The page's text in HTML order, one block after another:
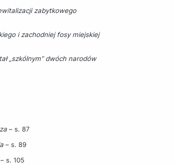
zabytkowego
i zachodniej fosy miejskiej
„szkólnym” dwóch narodów
– s. 87
– s. 89
s. 105